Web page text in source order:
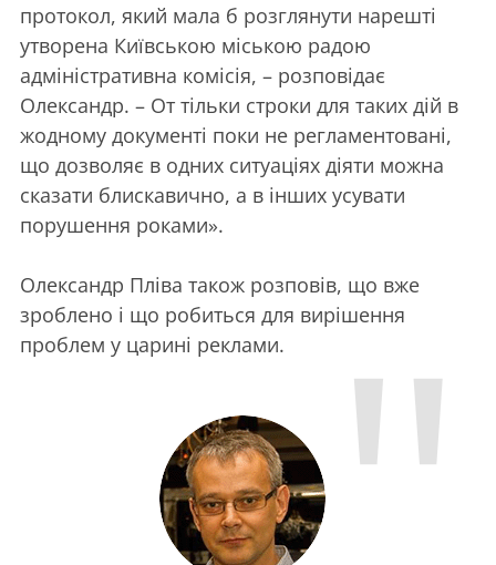
протокол, який мала б розглянути нарешті
утворена Київською міською радою
адміністративна комісія, – розповідає
Олександр. – От тільки строки для таких дій в
жодному документі поки не регламентовані,
що дозволяє в одних ситуаціях діяти можна
сказати блискавично, а в інших усувати
порушення роками».
Олександр Пліва також розповів, що вже
зроблено і що робиться для вирішення
проблем у царині реклами.